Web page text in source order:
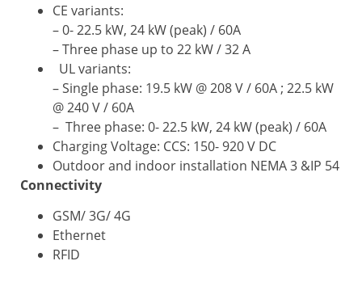
CE variants:
– 0- 22.5 kW, 24 kW (peak) / 60A
– Three phase up to 22 kW / 32 A
UL variants:
– Single phase: 19.5 kW @ 208 V / 60A ; 22.5 kW
@ 240 V / 60A
– Three phase: 0- 22.5 kW, 24 kW (peak) / 60A
Charging Voltage: CCS: 150- 920 V DC
Outdoor and indoor installation NEMA 3 &IP 54
Connectivity
GSM/ 3G/ 4G
Ethernet
RFID